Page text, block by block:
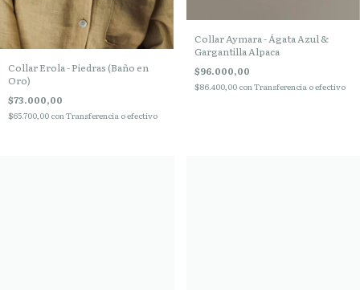
Collar Erola - Piedras (Baño en
Oro)
$73.000,00
$65.700,00 con Transferencia o efectivo
Collar Aymara - Ágata Azul &
Gargantilla Alpaca
$96.000,00
$86.400,00 conTransferencia o efectivo